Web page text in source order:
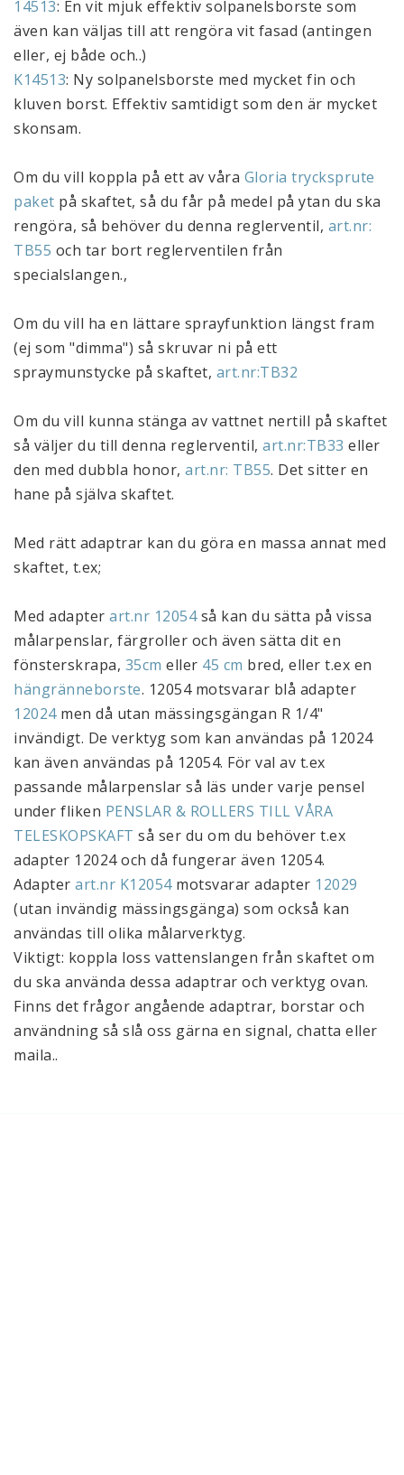
14513: En vit mjuk effektiv solpanelsborste som
även kan väljas till att rengöra vit fasad (antingen
eller, ej både och..)
K14513: Ny solpanelsborste med mycket fin och
kluven borst. Effektiv samtidigt som den är mycket
skonsam.
Om du vill koppla på ett av våra Gloria trycksprute
paket på skaftet, så du får på medel på ytan du ska
rengöra, så behöver du denna reglerventil, art.nr:
TB55 och tar bort reglerventilen från
specialslangen.,
Om du vill ha en lättare sprayfunktion längst fram
(ej som "dimma") så skruvar ni på ett
spraymunstycke på skaftet, art.nr:TB32
Om du vill kunna stänga av vattnet nertill på skaftet
så väljer du till denna reglerventil, art.nr:TB33 eller
den med dubbla honor, art.nr: TB55. Det sitter en
hane på själva skaftet.
Med rätt adaptrar kan du göra en massa annat med
skaftet, t.ex;
Med adapter art.nr 12054 så kan du sätta på vissa
målarpenslar, färgroller och även sätta dit en
fönsterskrapa, 35cm eller 45 cm
hängränneborste
12024 men då utan mässingsgängan R 1/4"
invändigt. De verktyg som kan användas på 12024
kan även användas på 12054. För val av t.ex
passande målarpenslar så läs under varje pensel
under fliken PENSLAR & ROLLERS TILL VÅRA
TELESKOPSKAFT så ser du om du behöver t.ex
adapter 12024 och då fungerar även 12054.
Adapter art.nr K12054 motsvarar adapter 12029
(utan invändig mässingsgänga) som också kan
användas till olika målarverktyg.
Viktigt: koppla loss vattenslangen från skaftet om
du ska använda dessa adaptrar och verktyg ovan.
Finns det frågor angående adaptrar, borstar och
användning så slå oss gärna en signal, chatta eller
maila..